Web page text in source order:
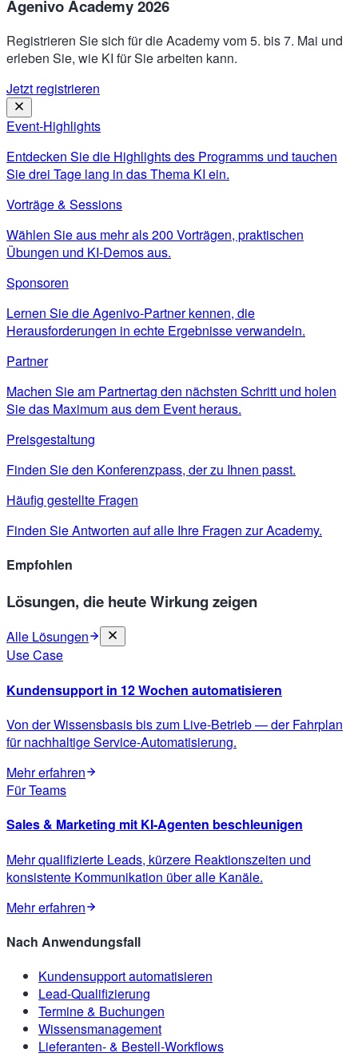
Agenivo Academy 2026
Registrieren Sie sich für die Academy vom 5. bis 7. Mai und
erleben Sie, wie KI für Sie arbeiten kann.
Jetzt registrieren
Event-Highlights
Entdecken Sie die Highlights des Programms und tauchen
Sie drei Tage lang in das Thema KI ein.
Vorträge & Sessions
Wählen Sie aus mehr als 200 Vorträgen, praktischen
Übungen und KI-Demos aus.
Sponsoren
Lernen Sie die Agenivo-Partner kennen, die
Herausforderungen in echte Ergebnisse verwandeln.
Partner
Machen Sie am Partnertag den nächsten Schritt und holen
Sie das Maximum aus dem Event heraus.
Preisgestaltung
Finden Sie den Konferenzpass, der zu Ihnen passt.
Häufig gestellte Fragen
Finden Sie Antworten auf alle Ihre Fragen zur Academy.
Empfohlen
Lösungen, die heute Wirkung zeigen
Alle Lösungen
Use Case
Kundensupport in 12 Wochen automatisieren
Von der Wissensbasis bis zum Live-Betrieb — der Fahrplan
für nachhaltige Service-Automatisierung.
Mehr erfahren
Für Teams
Sales & Marketing mit KI-Agenten beschleunigen
Mehr qualifizierte Leads, kürzere Reaktionszeiten und
konsistente Kommunikation über alle Kanäle.
Mehr erfahren
Nach Anwendungsfall
Kundensupport automatisieren
Lead-Qualifizierung
Termine & Buchungen
Wissensmanagement
Lieferanten- & Bestell-Workflows